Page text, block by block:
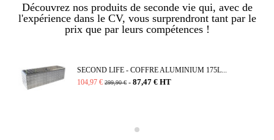
Découvrez nos produits de seconde vie qui, avec de
l'expérience dans le CV, vous surprendront tant par le
prix que par leurs compétences !
SECOND LIFE - COFFRE ALUMINIUM 175L...
104,97 € 299,90 € - 87,47 € HT